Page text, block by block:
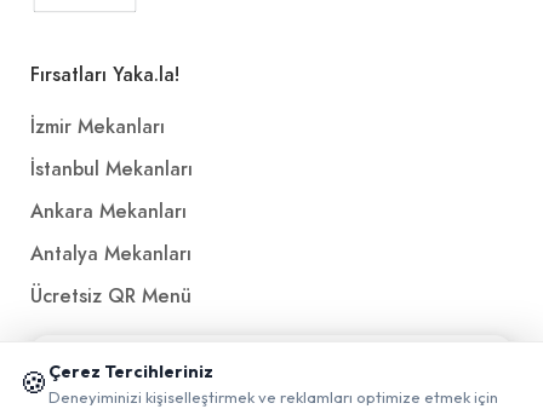
Fırsatları Yaka.la!
İzmir Mekanları
İstanbul Mekanları
Ankara Mekanları
Antalya Mekanları
Ücretsiz QR Menü
Politikalar ve Şartlar
🍪 Çerez Tercihleriniz
Deneyiminizi kişiselleştirmek ve reklamları optimize etmek için
📱 Mobil uygulamamızı keşfedin!
✖